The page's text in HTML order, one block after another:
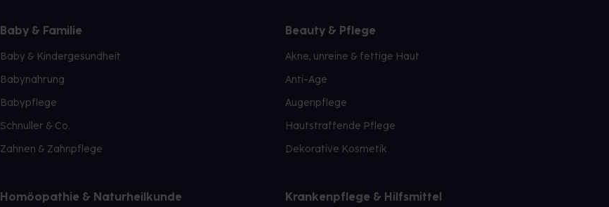
Baby & Familie
Baby & Kindergesundheit
Babynahrung
Babypflege
Schnuller & Co.
Zahnen & Zahnpflege
Beauty & Pflege
Akne, unreine & fettige Haut
Anti-Age
Augenpflege
Hautstraffende Pflege
Dekorative Kosmetik
Homöopathie & Naturheilkunde Krankenpflege & Hilfsmittel